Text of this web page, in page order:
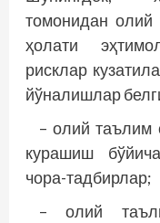
томонидан олий
ҳолати
рисклар
йўналишлар
– олий таълим
курашиш
чора-тадбирлар;
– олий